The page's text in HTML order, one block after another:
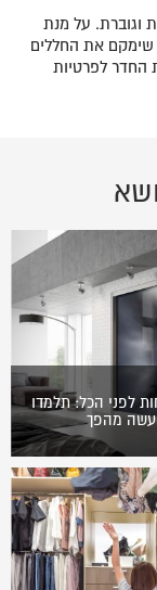
וגוברת. על מנת
שימקם את החללים
החדר לפרטיות
לפני הכל: תלמדו
מהפך
כבוד גדול. השנה, לראשונה ב-14
של תחרות העסקים
לניהול,
גם חברת רהיטים.